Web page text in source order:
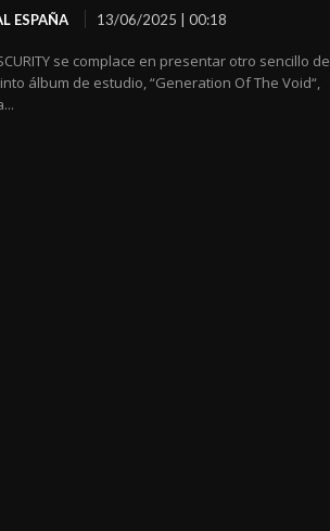
ESPAÑA 13/06/2025 | 00:18
se complace en presentar otro sencillo de
álbum de estudio, “Generation Of The Void“,